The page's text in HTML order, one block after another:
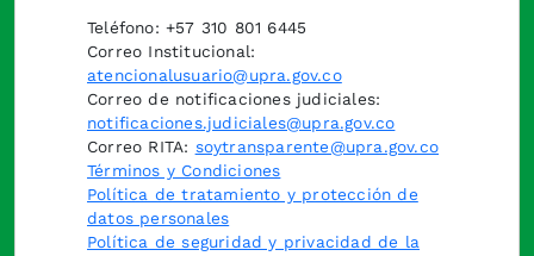
Teléfono: +57 310 801 6445
Correo Institucional:
atencionalusuario@upra.gov.co
Correo de notificaciones judiciales:
notificaciones.judiciales@upra.gov.co
Correo RITA: soytransparente@upra.gov.co
Términos y Condiciones
Política de tratamiento y protección de
datos personales
Política de seguridad y privacidad de la